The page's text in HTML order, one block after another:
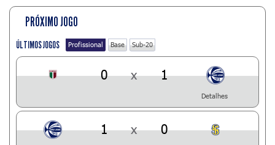
PRÓXIMO JOGO
ÚLTIMOS JOGOS Profissional Base Sub-20
0 x 1
Detalhes
1 x 0